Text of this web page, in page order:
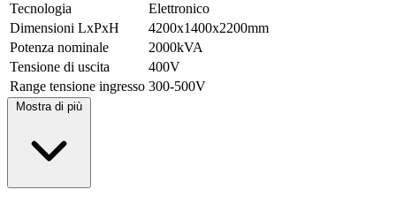
Tecnologia
Elettronico
Dimensioni LxPxH
4200x1400x2200mm
Potenza nominale
2000kVA
Tensione di uscita
400V
Range tensione ingresso 300-500V
Mostra di più